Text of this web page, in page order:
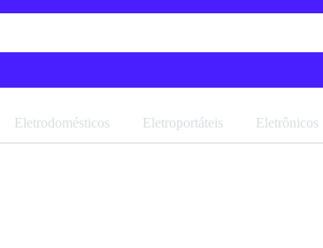
Eletrodomésticos Eletroportáteis Eletrônicos